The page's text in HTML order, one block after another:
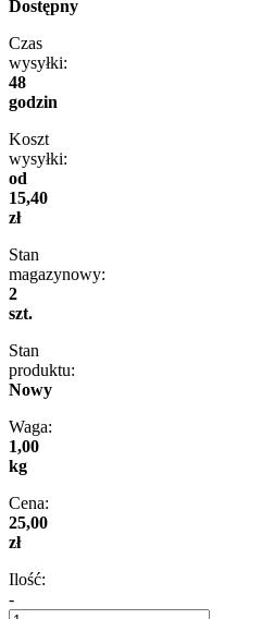
Dostępny
Czas
wysyłki:
48
godzin
Koszt
wysyłki:
od
15,40
zł
Stan
magazynowy:
2
szt.
Stan
produktu:
Nowy
Waga:
1,00
kg
Cena:
25,00
zł
Ilość:
-